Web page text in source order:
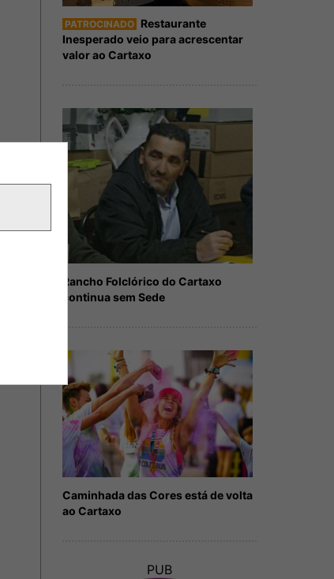
PATROCINADO Restaurante
Inesperado veio para acrescentar
valor ao Cartaxo
Rancho Folclórico do Cartaxo
continua sem Sede
Caminhada das Cores está de volta
ao Cartaxo
PUB